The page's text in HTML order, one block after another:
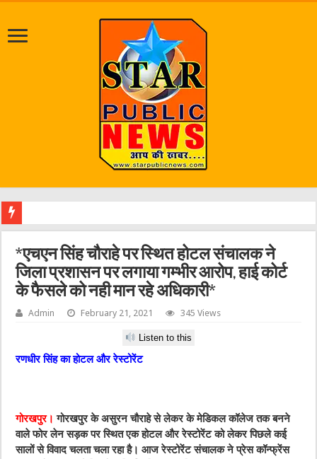
*एचएन सिंह चौराहे पर स्थित होटल संचालक ने
जिला प्रशासन पर लगाया गम्भीर आरोप, हाई कोर्ट
के फैसले को नही मान रहे अधिकारी*
Admin February 21, 2021 345 Views
Listen to this
रणधीर सिंह का होटल और रेस्टोरेंट
गोरखपुर। गोरखपुर के असुरन चौराहे से लेकर के मेडिकल कॉलेज तक बनने
वाले फोर लेन सड़क पर स्थित एक होटल और रेस्टोरेंट को लेकर पिछले कई
सालों से विवाद चलता चला रहा है। आज रेस्टोरेंट संचालक ने प्रेस कॉन्फ्रेंस